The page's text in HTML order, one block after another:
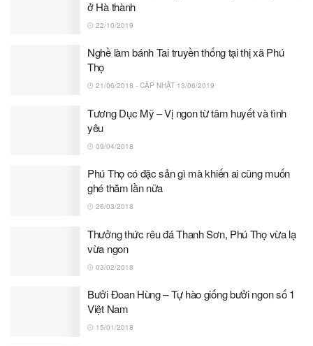
ở Hà thành
22/10/2019
Nghề làm bánh Tai truyền thống tại thị xã Phú
Thọ
21/06/2018 - CẬP NHẬT 13/06/2019
Tương Dục Mỹ – Vị ngon từ tâm huyết và tình
yêu
09/04/2018
Phú Thọ có đặc sản gì mà khiến ai cũng muốn
ghé thăm lần nữa
26/03/2018
Thưởng thức rêu đá Thanh Sơn, Phú Thọ vừa lạ
vừa ngon
03/02/2018
Bưởi Đoan Hùng – Tự hào giống bưởi ngon số 1
Việt Nam
15/01/2018